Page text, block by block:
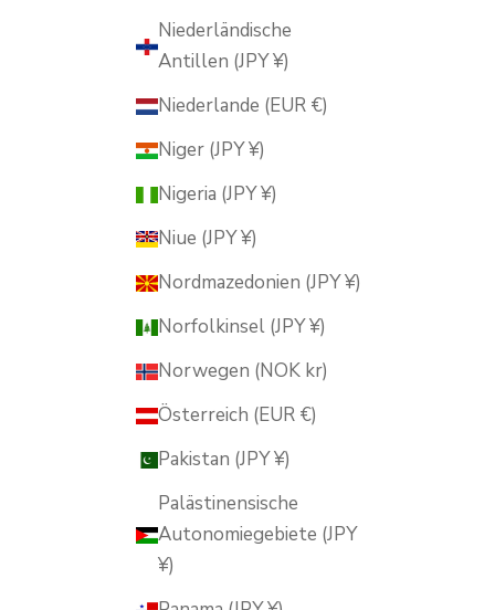
Niederländische
Antillen (JPY ¥)
Niederlande (EUR €)
Niger (JPY ¥)
Nigeria (JPY ¥)
Niue (JPY ¥)
Nordmazedonien (JPY ¥)
Norfolkinsel (JPY ¥)
Norwegen (NOK kr)
Österreich (EUR €)
Pakistan (JPY ¥)
Palästinensische
Autonomiegebiete (JPY
¥)